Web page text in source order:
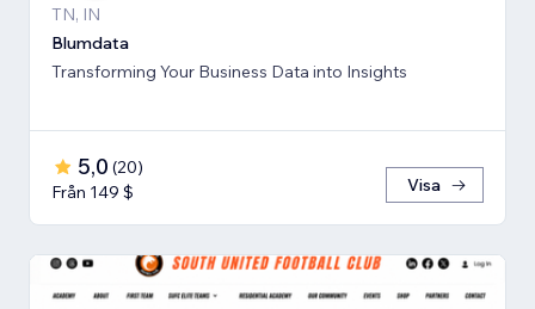
TN, IN
Blumdata
Transforming Your Business Data into Insights
5,0 (20)
Från 149 $
Visa